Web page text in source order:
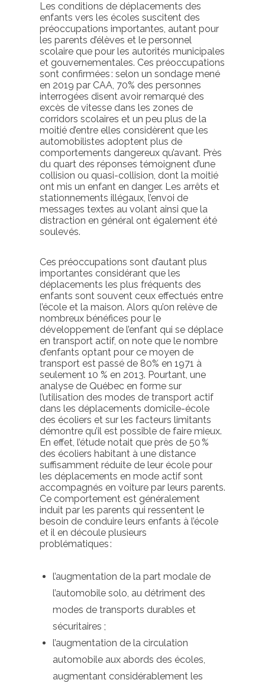
Les conditions de déplacements des
enfants vers les écoles suscitent des
préoccupations importantes, autant pour
les parents d’élèves et le personnel
scolaire que pour les autorités municipales
et gouvernementales. Ces préoccupations
sont confirmées : selon un sondage mené
en 2019 par CAA, 70% des personnes
interrogées disent avoir remarqué des
excès de vitesse dans les zones de
corridors scolaires et un peu plus de la
moitié d’entre elles considèrent que les
automobilistes adoptent plus de
comportements dangereux qu’avant. Près
du quart des réponses témoignent d’une
collision ou quasi-collision, dont la moitié
ont mis un enfant en danger. Les arrêts et
stationnements illégaux, l’envoi de
messages textes au volant ainsi que la
distraction en général ont également été
soulevés.
Ces préoccupations sont d’autant plus
importantes considérant que les
déplacements les plus fréquents des
enfants sontsouvent ceux effectués entre
l’école et la maison. Alors qu’on relève de
nombreux bénéfices pour le
développement de l’enfant qui se déplace
en transport actif, on note que le nombre
d’enfants optant pour ce moyen de
transportest passé de 80% en 1971 à
seulement 10 % en 2013. Pourtant, une
analyse de Québec en formesur
l’utilisation des modes de transport actif
dans les déplacements domicile-école
des écoliers et sur les facteurs limitants
démontrequ’il est possible de faire mieux.
En effet, l’étude notait queprès de 50 %
des écoliers habitant à une distance
suffisamment réduite de leur école pour
les déplacements en mode actif sont
accompagnés en voiture par leurs parents.
Ce comportement est généralement
induit par les parents qui ressentent le
besoin de conduire leurs enfants à l’école
et il en découleplusieurs
problématiques :
l’augmentation de la part modale de
l’automobile solo, au détriment des
modes de transports durables et
sécuritaires ;
l’augmentation de la circulation
automobile aux abords des écoles,
augmentant considérablement les